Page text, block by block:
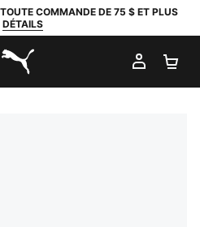
COMMANDE DE 75 $ ET PLUS
DÉTAILS
PUMA.com
MON